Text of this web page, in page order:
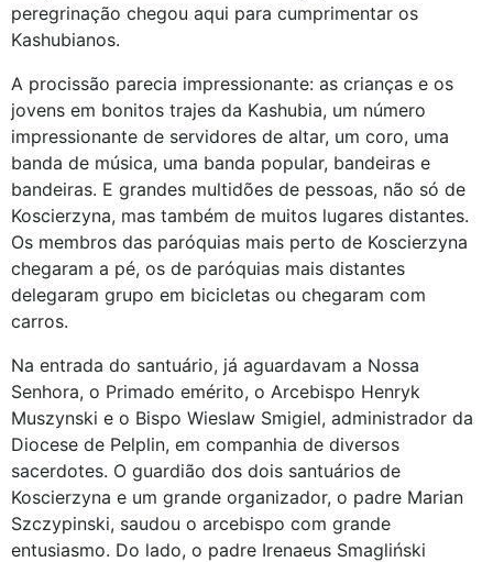
peregrinação chegou aqui para cumprimentar os
Kashubianos.
A procissão parecia impressionante: as crianças e os
jovens em bonitos trajes da Kashubia, um número
impressionante de servidores de altar, um coro, uma
banda de música, uma banda popular, bandeiras e
bandeiras. E grandes multidões de pessoas, não só de
Koscierzyna, mas também de muitos lugares distantes.
Os membros das paróquias mais perto de Koscierzyna
chegaram a pé, os de paróquias mais distantes
delegaram grupo em bicicletas ou chegaram com
carros.
Na entrada do santuário, já aguardavam a Nossa
Senhora, o Primado emérito, o Arcebispo Henryk
Muszynski e o Bispo Wieslaw Smigiel, administrador da
Diocese de Pelplin, em companhia de diversos
sacerdotes. O guardião dos dois santuários de
Koscierzyna e um grande organizador, o padre Marian
Szczypinski, saudou o arcebispo com grande
entusiasmo. Do lado, o padre Irenaeus Smagliński